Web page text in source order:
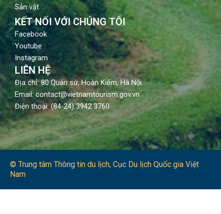
Sản vật
KẾT NỐI VỚI CHÚNG TÔI
Facebook
Youtube
Instagram
LIÊN HỆ
Địa chỉ: 80 Quán sứ, Hoàn Kiếm, Hà Nội
Email: contact@vietnamtourism.gov.vn
Điện thoại: (84-24) 3942 3760
© Trung tâm Thông tin du lịch​, Cục Du lịch Quốc gia Việt
Nam